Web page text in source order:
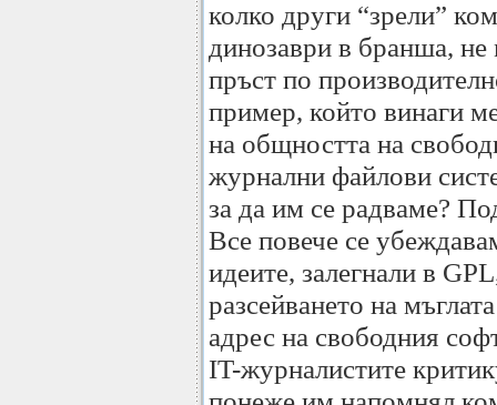
колко други “зрели”
динозаври в бранша,
пръст по
пример, който винаги
на общността на
журнални файлови
за да им се радваме?
Все повече се
идеите, залегнали в
разсейването на
адрес на свободния
IT-журналистите